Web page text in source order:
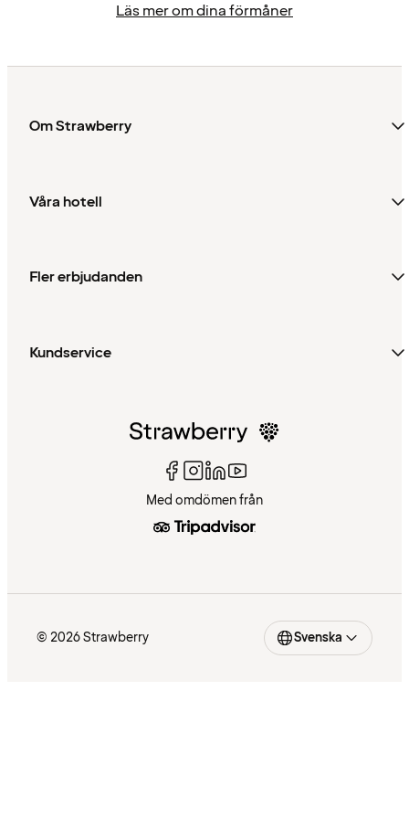
Läs mer om dina förmåner
Om Strawberry
Våra hotell
Fler erbjudanden
Kundservice
Med omdömen från
© 2026 Strawberry Svenska